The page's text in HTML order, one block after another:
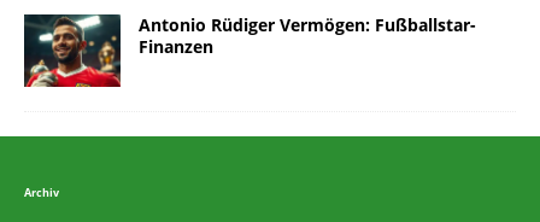
Antonio Rüdiger Vermögen: Fußballstar-
Finanzen
Archiv